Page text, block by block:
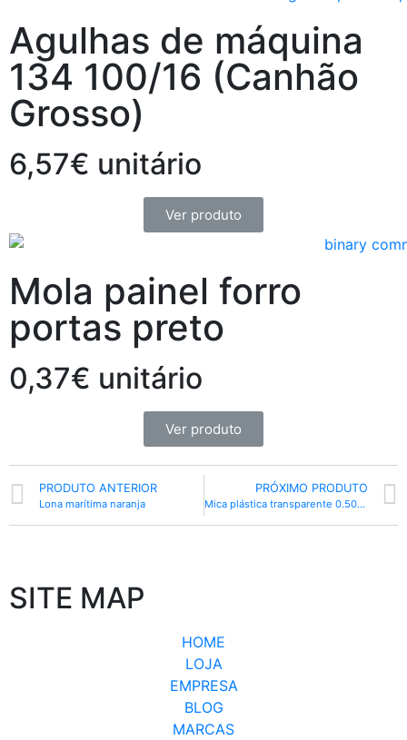
Agulhas de máquina
134 100/16 (Canhão
Grosso)
6,57€ unitário
Ver produto
Mola painel forro
portas preto
0,37€ unitário
Ver produto
PRODUTO ANTERIOR
Lona marítima naranja
PRÓXIMO PRODUTO
Mica plástica transparente 0.50mm
SITE MAP
HOME
LOJA
EMPRESA
BLOG
MARCAS